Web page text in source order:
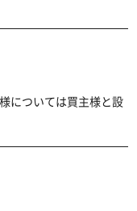
については買主様と設